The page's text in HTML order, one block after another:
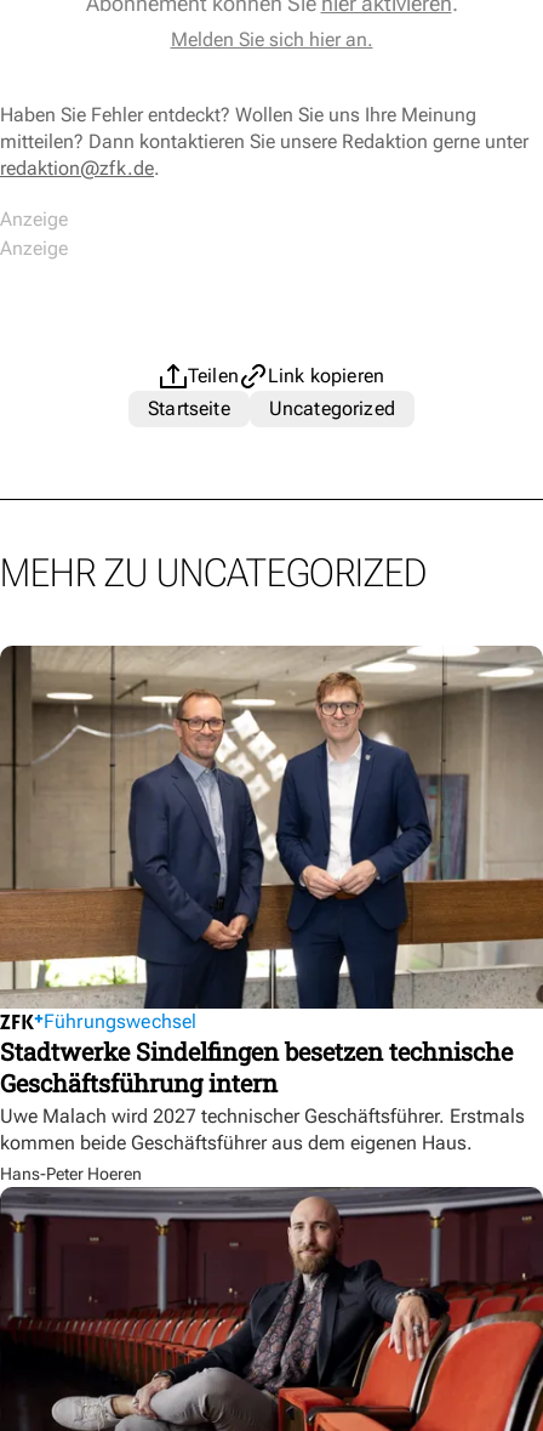
Melden Sie sich hier an.
Haben Sie Fehler entdeckt? Wollen Sie uns Ihre Meinung
mitteilen? Dann kontaktieren Sie unsere Redaktion gerne unter
redaktion@zfk.de.
Teilen
Link kopieren
Startseite
Uncategorized
MEHR ZU UNCATEGORIZED
Führungswechsel
Stadtwerke Sindelfingen besetzen technische
Geschäftsführung intern
Uwe Malach wird 2027 technischer Geschäftsführer. Erstmals
kommen beide Geschäftsführer aus dem eigenen Haus.
Hans-Peter Hoeren